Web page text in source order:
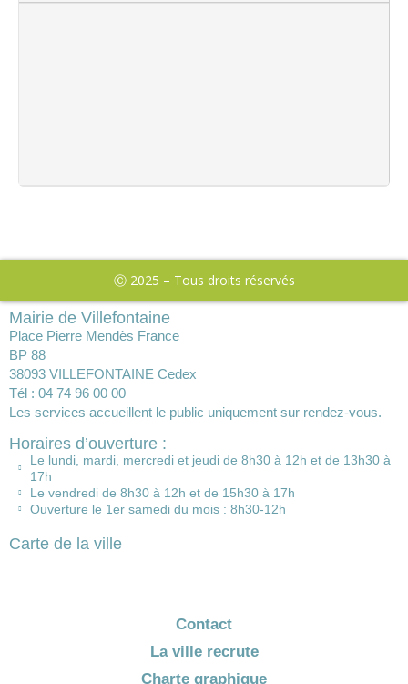
Ⓒ 2025 – Tous droits réservés
Mairie de Villefontaine
Place Pierre Mendès France
BP 88
38093 VILLEFONTAINE Cedex
Tél : 04 74 96 00 00
Les services accueillent le public uniquement sur rendez-vous.
Horaires d’ouverture :
Le lundi, mardi, mercredi et jeudi de 8h30 à 12h et de 13h30 à
17h
Le vendredi de 8h30 à 12h et de 15h30 à 17h
Ouverture le 1er samedi du mois : 8h30-12h
Carte de la ville
Contact
La ville recrute
Charte graphique